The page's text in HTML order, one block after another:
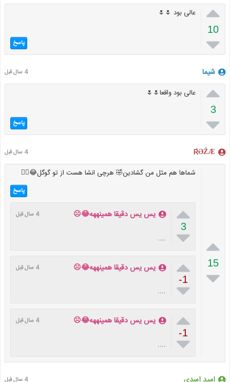

10

عالی بود 🌷🌷
پاسخ
شیما 4 سال قبل

3

عالی بود واقعا🌷🌷
پاسخ
ŔƏŽÆ 4 سال قبل

15

شماها هم مثل من گشادین🤣 هرچی انشا هست از تو گوگل😂👌🏻
پاسخ

3

یس یس دقیقا همینههه😂☹️ 4 سال قبل
....

-1

یس یس دقیقا همینههه😂☹️ 4 سال قبل
....

-1

یس یس دقیقا همینههه😂☹️ 4 سال قبل
....
4 سال قبل